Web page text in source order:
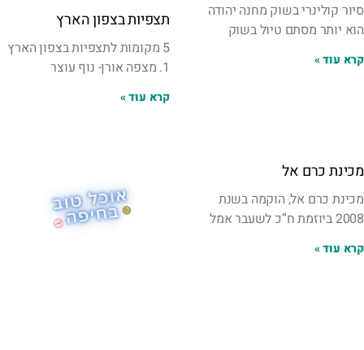
סיור קולינרי בשוק מחנה יהודה
הוא יותר מסתם טיול בשוק
קרא עוד »
תצפיות בצפון הארץ
5 מקומות לתצפיות בצפון הארץ
1. מצפה אורן- נוף עוצר
קרא עוד »
מכינת כרם אל
מכינת כרם אל, הוקמה בשנת
2008 ביוזמת ח”כ לשעבר אמל
קרא עוד »